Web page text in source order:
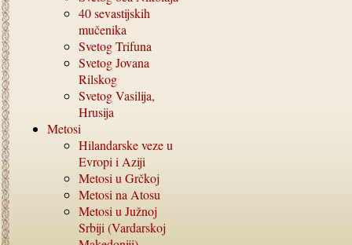
40sevastijskih
mučenika
Svetog Trifuna
Svetog Jovana
Rilskog
Svetog Vasilija,
Hrusija
Metosi
Hilandarske veze u
Evropi i Aziji
Metosi u Grčkoj
Metosi na Atosu
Metosi u Južnoj
Srbiji (Vardarskoj